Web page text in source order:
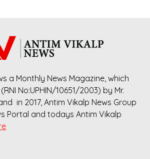
a Monthly News Magazine, which
No:UPHIN/10651/2003) by Mr.
in 2017, Antim Vikalp News Group
Portal and todays Antim Vikalp